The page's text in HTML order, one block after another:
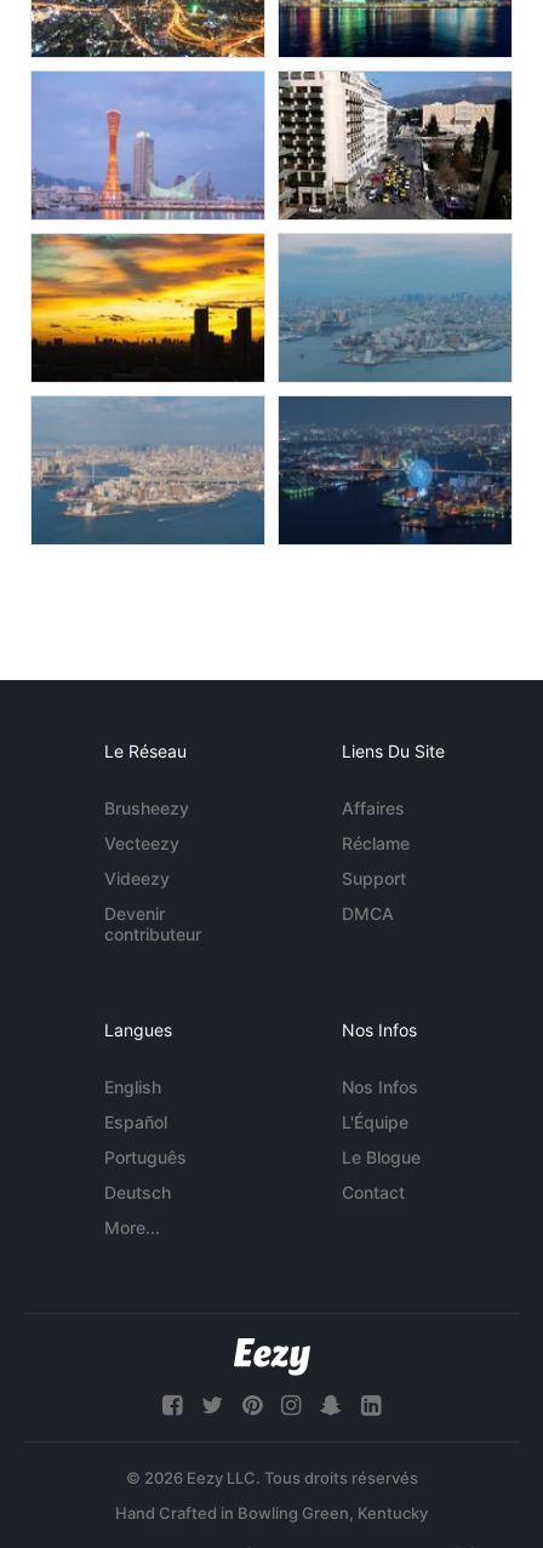
Le Réseau
Brusheezy
Vecteezy
Videezy
Devenir
contributeur
Liens Du Site
Affaires
Réclame
Support
DMCA
Langues
English
Español
Português
Deutsch
More...
Nos Infos
Nos Infos
L'Équipe
Le Blogue
Contact
© 2026 Eezy LLC. Tous droits réservés